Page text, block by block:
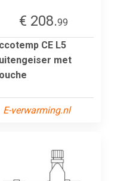
€ 208.99
CE L5
met
E-verwarming.nl